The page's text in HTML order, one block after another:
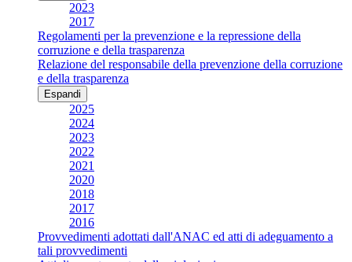
2023
2017
Regolamenti per la prevenzione e la repressione della
corruzione e della trasparenza
Relazione del responsabile della prevenzione della corruzione
e della trasparenza
Espandi
2025
2024
2023
2022
2021
2020
2018
2017
2016
Provvedimenti adottati dall'ANAC ed atti di adeguamento a
tali provvedimenti